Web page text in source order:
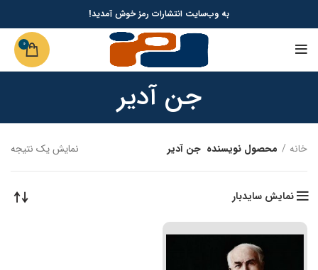
به وب‌سایت انتشارات رمز خوش آمدید!
0
جن آدیر
خانه محصول نویسنده جن آدیر نمایش یک نتیجه
نمایش سایدبار